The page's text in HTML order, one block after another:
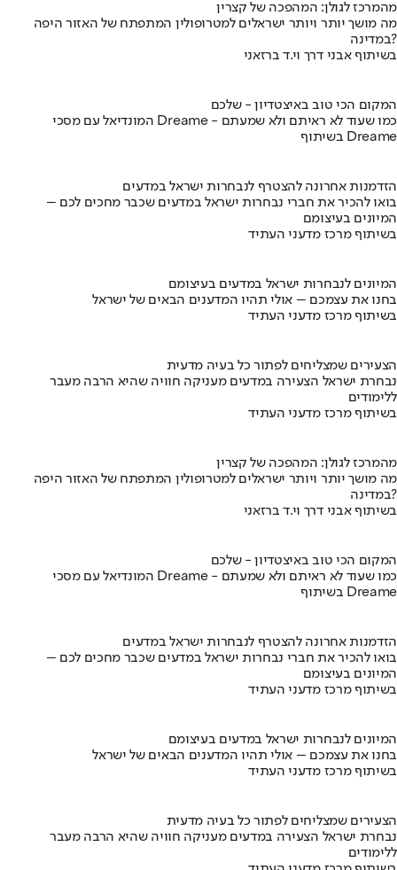
מהמרכז לגולן: המהפכה של קצרין
מה מושך יותר ויותר ישראלים למטרופולין המתפתח של האזור היפה
במדינה?
בשיתוף אבני דרך וי.ד ברזאני
המקום הכי טוב באיצטדיון - שלכם
המונדיאל עם מסכי Dreame - כמו שעוד לא ראיתם ולא שמעתם
בשיתוף Dreame
הזדמנות אחרונה להצטרף לנבחרות ישראל במדעים
בואו להכיר את חברי נבחרות ישראל במדעים שכבר מחכים לכם –
המיונים בעיצומם
בשיתוף מרכז מדעני העתיד
המיונים לנבחרות ישראל במדעים בעיצומם
בחנו את עצמכם – אולי תהיו המדענים הבאים של ישראל
בשיתוף מרכז מדעני העתיד
הצעירים שמצליחים לפתור כל בעיה מדעית
נבחרת ישראל הצעירה במדעים מעניקה חוויה שהיא הרבה מעבר
ללימודים
בשיתוף מרכז מדעני העתיד
מהמרכז לגולן: המהפכה של קצרין
מה מושך יותר ויותר ישראלים למטרופולין המתפתח של האזור היפה
במדינה?
בשיתוף אבני דרך וי.ד ברזאני
המקום הכי טוב באיצטדיון - שלכם
המונדיאל עם מסכי Dreame - כמו שעוד לא ראיתם ולא שמעתם
בשיתוף Dreame
הזדמנות אחרונה להצטרף לנבחרות ישראל במדעים
בואו להכיר את חברי נבחרות ישראל במדעים שכבר מחכים לכם –
המיונים בעיצומם
בשיתוף מרכז מדעני העתיד
המיונים לנבחרות ישראל במדעים בעיצומם
בחנו את עצמכם – אולי תהיו המדענים הבאים של ישראל
בשיתוף מרכז מדעני העתיד
הצעירים שמצליחים לפתור כל בעיה מדעית
נבחרת ישראל הצעירה במדעים מעניקה חוויה שהיא הרבה מעבר
ללימודים